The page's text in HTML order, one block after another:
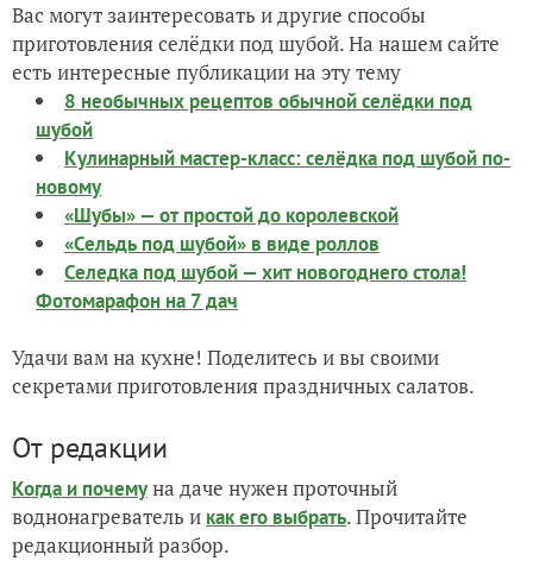
Вас могут заинтересовать и другие способы
приготовления селёдки под шубой. На нашем сайте
есть интересные публикации на эту тему
8 необычных рецептов обычной селёдки под
шубой
Кулинарный мастер-класс: селёдка под шубой по-
новому
«Шубы» — от простой до королевской
«Сельдь под шубой» в виде роллов
Селедка под шубой — хит новогоднего стола!
Фотомарафон на 7 дач
Удачи вам на кухне! Поделитесь и вы своими
секретами приготовления праздничных салатов.
От редакции
Когда и почемуна даче нужен проточный
воднонагреватель и как его выбрать. Прочитайте
редакционный разбор.